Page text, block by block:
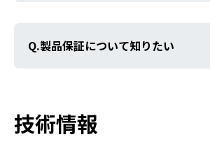
製品保証について知りたい
技術情報